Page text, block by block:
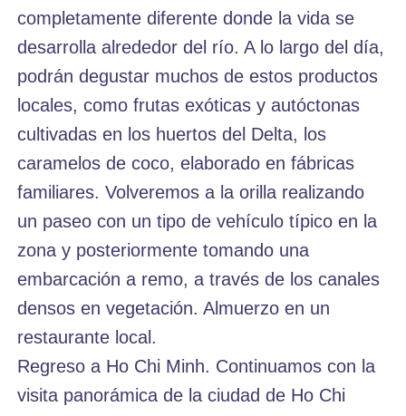
completamente diferente donde la vida se
desarrolla alrededor del río. A lo largo del día,
podrán degustar muchos de estos productos
locales, como frutas exóticas y autóctonas
cultivadas en los huertos del Delta, los
caramelos de coco, elaborado en fábricas
familiares. Volveremos a la orilla realizando
un paseo con un tipo de vehículo típico en la
zona y posteriormente tomando una
embarcación a remo, a través de los canales
densos en vegetación. Almuerzo en un
restaurante local.
Regreso a Ho Chi Minh. Continuamos con la
visita panorámica de la ciudad de Ho Chi